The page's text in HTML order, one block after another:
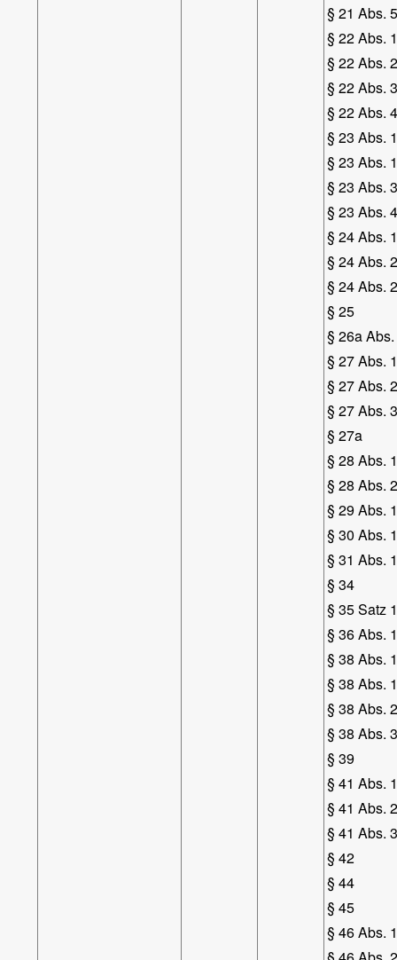
§ 21 Abs.
§ 22 Abs.
§ 22 Abs.
§ 22 Abs.
§ 22 Abs.
§ 23 Abs.
§ 23 Abs.
§ 23 Abs.
§ 23 Abs.
§ 24 Abs.
§ 24 Abs.
§ 24 Abs.
§ 25
§ 26a
§ 27 Abs.
§ 27 Abs.
§ 27 Abs.
§ 27a
§ 28 Abs.
§ 28 Abs.
§ 29 Abs.
§ 30 Abs.
§ 31 Abs.
§ 34
§ 35 Satz
§ 36 Abs.
§ 38 Abs.
§ 38 Abs.
§ 38 Abs.
§ 38 Abs.
§ 39
§ 41 Abs.
§ 41 Abs.
§ 41 Abs.
§ 42
§ 44
§ 45
§ 46 Abs.